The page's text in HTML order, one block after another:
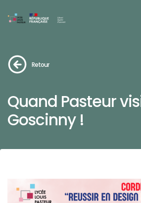
Retour
Quand Pasteur
Goscinny !